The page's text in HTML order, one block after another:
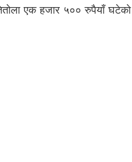
एक हजार ५०० रुपैयाँ